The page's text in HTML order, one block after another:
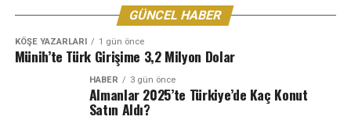
GÜNCEL HABER
KÖŞE YAZARLARI 1 gün önce
Münih’te Türk Girişime 3,2 Milyon Dolar
HABER 3 gün önce
Almanlar 2025’te Türkiye’de Kaç Konut
Satın Aldı?